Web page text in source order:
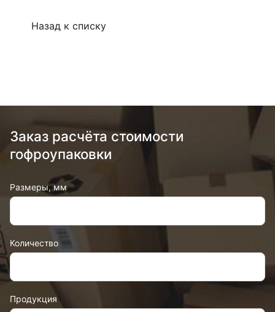
Назад к списку
Заказ расчёта стоимости
гофроупаковки
Продукция
Количество
Размеры, мм